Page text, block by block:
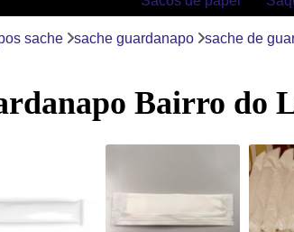
sache sache guardanapo sache de
Bairro do